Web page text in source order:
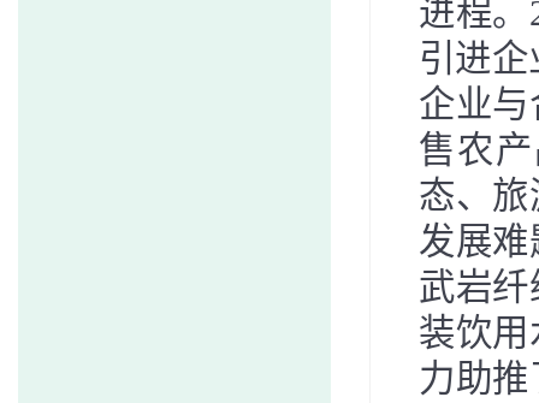
进程。
引进企
企业与
售农
态、
发展
武岩
装饮
力助